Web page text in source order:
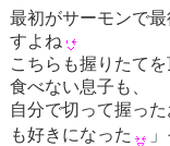
最初がサーモンで
すよね
こちらも握りたて
食べない息子も、
自分で切って握っ
も好きになった